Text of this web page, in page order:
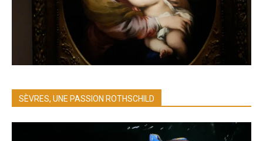
SÈVRES, UNE PASSION ROTHSCHILD